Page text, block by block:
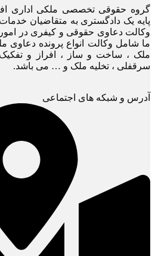
گروه حقوقی تخصصی ملکی اداری
پایه یک دادگستری به متقاضیان
وکالت دعاوی حقوقی و کیفری در
ما شامل وکالت انواع پرونده دعاوی
ملک ، ساخت و ساز ، افراز و
سرقفلی ، تخلیه ملک و … می باشد.
آدرس و شبکه های اجتماعی